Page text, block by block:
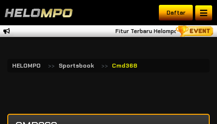
Daftar
Fitur Terbaru Helompo Tambah
HELOMPO Sportsbook Cmd368